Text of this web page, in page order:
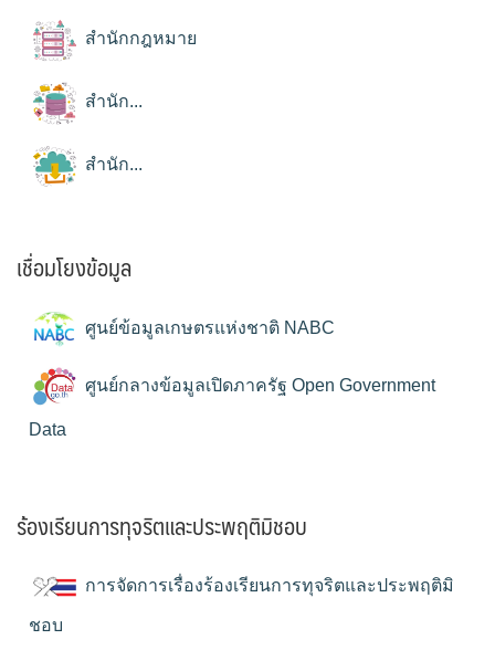
สำนักกฎหมาย
สำนัก...
สำนัก...
เชื่อมโยงข้อมูล
ศูนย์ข้อมูลเกษตรแห่งชาติ NABC
ศูนย์กลางข้อมูลเปิดภาครัฐ Open Government
Data
ร้องเรียนการทุจริตและประพฤติมิชอบ
การจัดการเรื่องร้องเรียนการทุจริตและประพฤติมิ
ชอบ